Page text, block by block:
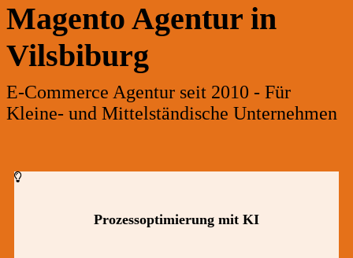
Magento Agentur in
Vilsbiburg
E-Commerce Agentur seit 2010 - Für
Kleine- und Mittelständische Unternehmen
Prozessoptimierung mit KI